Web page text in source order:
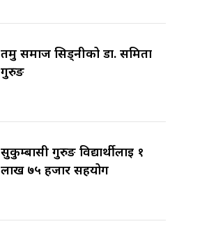
तमु समाज सिड्नीको डा. समिता
गुरुङ
सुकुम्बासी गुरुङ विद्यार्थीलाई १
लाख ७५ हजार सहयोग